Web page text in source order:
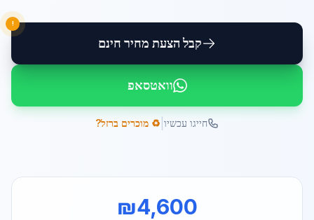
קבל הצעת מחיר חינם
!
וואטסאפ
חייגו עכשיו ♻️ מוכרים ברזל?
₪4,600